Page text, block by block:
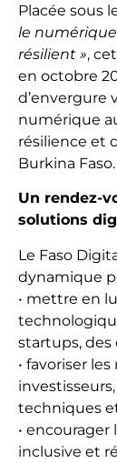
Placée sous
le
résilient »,
en octobre
d’envergure
numérique
résilience et
Burkina Faso.
Un rendez-
solutions
Le Faso
dynamique
• mettre en
startups,
• favoriser
techniques
•
inclusive et